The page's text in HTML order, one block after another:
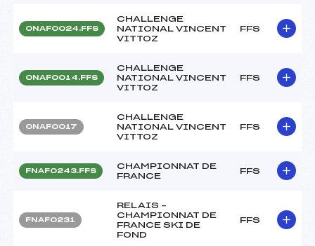
ONAF0024.FFS
CHALLENGE
NATIONAL VINCENT
VITTOZ
FFS
ONAF0014.FFS
CHALLENGE
NATIONAL VINCENT
VITTOZ
FFS
ONAF0017
CHALLENGE
NATIONAL VINCENT
VITTOZ
FFS
FNAF0243.FFS
CHAMPIONNAT DE
FRANCE
FFS
FNAF0231
RELAIS –
CHAMPIONNAT DE
FRANCE SKI DE
FOND
FFS